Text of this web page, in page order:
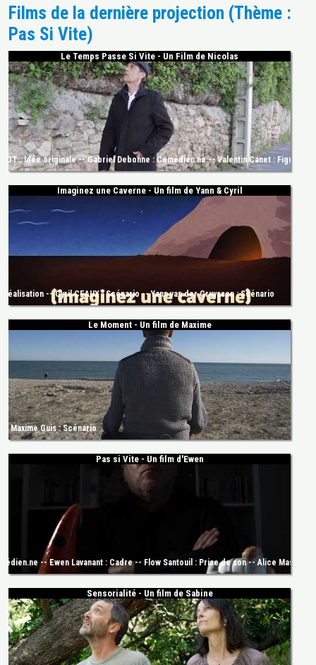
Films de la dernière projection (Thème :
Pas Si Vite)
Le Temps Passe Si Vite - Un Film de Nicolas
: Idée originale -- Gabriel Debonne : Comédien.ne -- Valentin Canet :
Imaginez une Caverne - Un film de Yann & Cyril
-- Cyril CEAUX : Scénario -- Yann van der Cruyssen : Scénario
Le Moment - Un film de Maxime
Guis : Scénario
Pas si Vite - Un film d'Ewen
-- Ewen Lavanant : Cadre -- Flow Santouil : Prise de son -- Alice Mascaro :
Sensorialité - Un film de Sabine